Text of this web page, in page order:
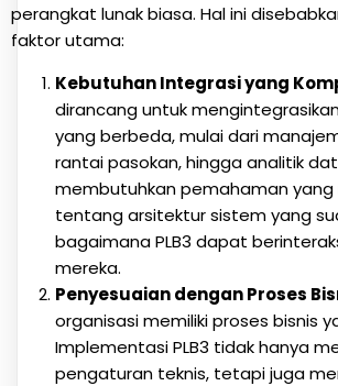
perangkat lunak biasa. Hal ini
faktor utama:
Kebutuhan Integrasi yang
dirancang untuk
yang berbeda, mulai dari
rantai pasokan, hingga analitik
membutuhkan pemahaman
tentang arsitektur sistem yang
bagaimana PLB3 dapat
mereka.
Penyesuaian dengan Proses
organisasi memiliki proses bisnis
Implementasi PLB3 tidak hanya
pengaturan teknis, tetapi juga